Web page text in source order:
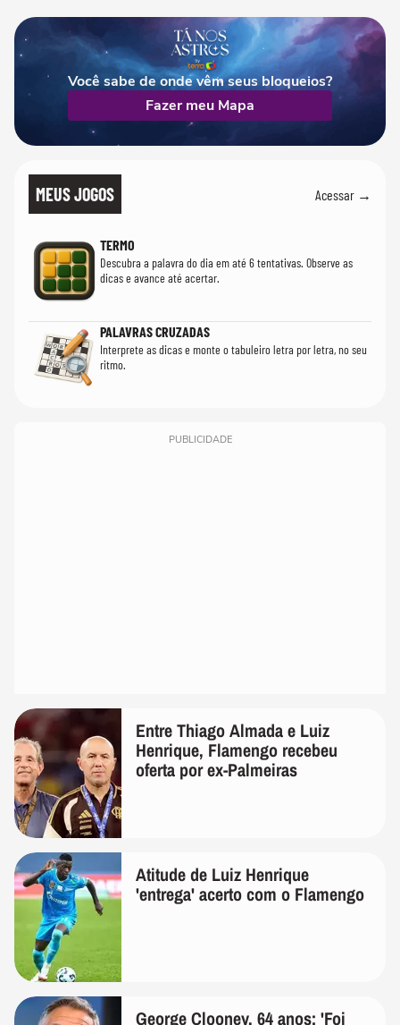
Você sabe de onde vêm seus bloqueios?
Fazer meu Mapa
MEUS JOGOS Acessar →
TERMO
Descubra a palavra do dia em até 6 tentativas. Observe as
dicas e avance até acertar.
PALAVRAS CRUZADAS
Interprete as dicas e monte o tabuleiro letra por letra, no seu
ritmo.
PUBLICIDADE
Entre Thiago Almada e Luiz
Henrique, Flamengo recebeu
oferta por ex-Palmeiras
Atitude de Luiz Henrique
'entrega' acerto com o Flamengo
George Clooney, 64 anos: 'Foi